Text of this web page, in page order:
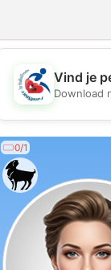
Vind je
Download
0/1